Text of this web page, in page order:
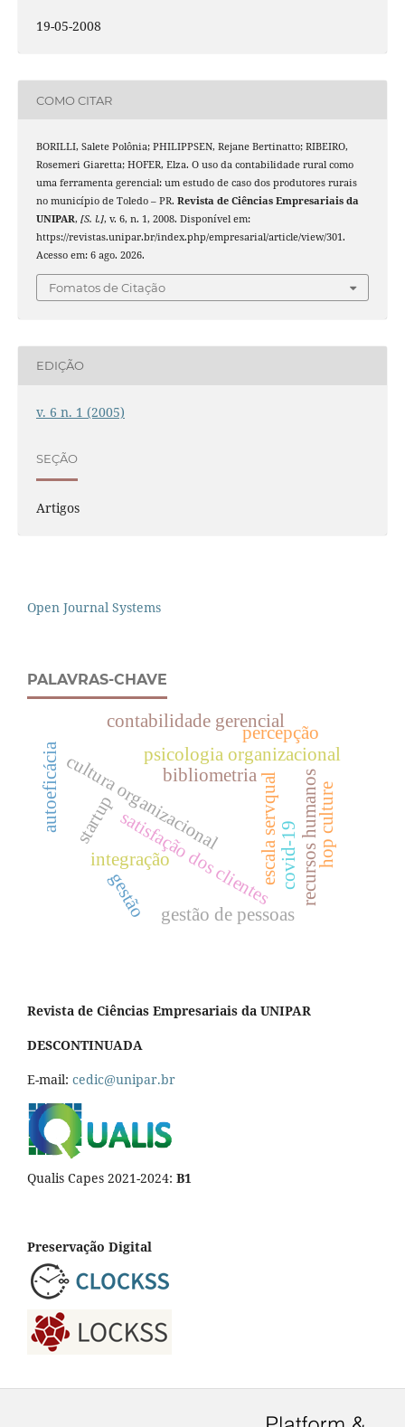
19-05-2008
COMO CITAR
BORILLI, Salete Polônia; PHILIPPSEN, Rejane Bertinatto; RIBEIRO,
Rosemeri Giaretta; HOFER, Elza. O uso da contabilidade rural como
uma ferramenta gerencial: um estudo de caso dos produtores rurais
no município de Toledo – PR. Revista de Ciências Empresariais da
UNIPAR, [S. l.], v. 6, n. 1, 2008. Disponível em:
https://revistas.unipar.br/index.php/empresarial/article/view/301.
Acesso em: 6 ago. 2026.
Fomatos de Citação
EDIÇÃO
v. 6 n. 1 (2005)
SEÇÃO
Artigos
Open Journal Systems
PALAVRAS-CHAVE
cultura organizacional
autoeficácia psicologia organizacional
escala servqual
satisfação dos clientes
integração covid-19
bibliometria
gestão
startup
gestão de pessoas
recursos humanos
percepção
hop culture
contabilidade gerencial
Revista de Ciências Empresariais da UNIPAR
DESCONTINUADA
E-mail: cedic@unipar.br
Qualis Capes 2021-2024: B1
Preservação Digital